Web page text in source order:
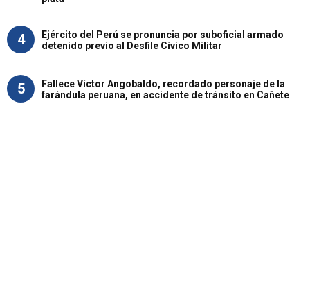
4
Ejército del Perú se pronuncia por suboficial armado
detenido previo al Desfile Cívico Militar
5
Fallece Víctor Angobaldo, recordado personaje de la
farándula peruana, en accidente de tránsito en Cañete